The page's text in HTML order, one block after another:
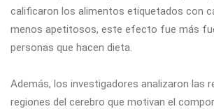
calificaron los alimentos etiquetados con
menos apetitosos, este efecto fue más
personas que hacen dieta.
Además, los investigadores analizaron las
regiones del cerebro que motivan el